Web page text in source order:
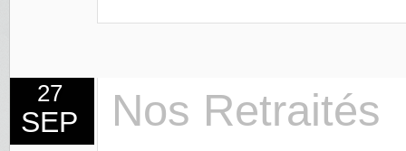
27
SEP Nos Retraités